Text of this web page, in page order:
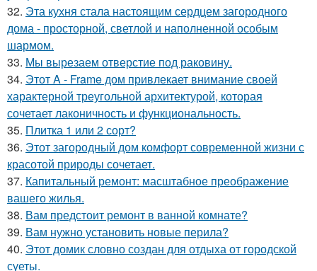
32. Эта кухня стала настоящим сердцем загородного
дома - просторной, светлой и наполненной особым
шармом.
33. Мы вырезаем отверстие под раковину.
34. Этот A - Frame дом привлекает внимание своей
характерной треугольной архитектурой, которая
сочетает лаконичность и функциональность.
35. Плитка 1 или 2 сорт?
36. Этот загородный дом комфорт современной жизни с
красотой природы сочетает.
37. Капитальный ремонт: масштабное преображение
вашего жилья.
38. Вам предстоит ремонт в ванной комнате?
39. Вам нужно установить новые перила?
40. Этот домик словно создан для отдыха от городской
суеты.